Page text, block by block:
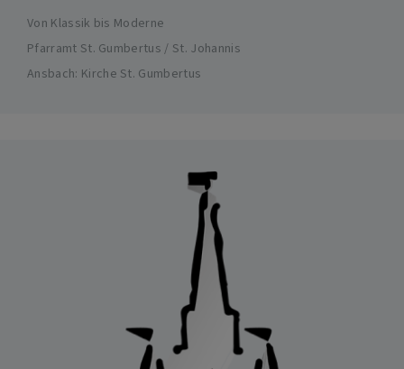
Von Klassik bis Moderne
Pfarramt St. Gumbertus / St. Johannis
Ansbach Kirche St. Gumbertus